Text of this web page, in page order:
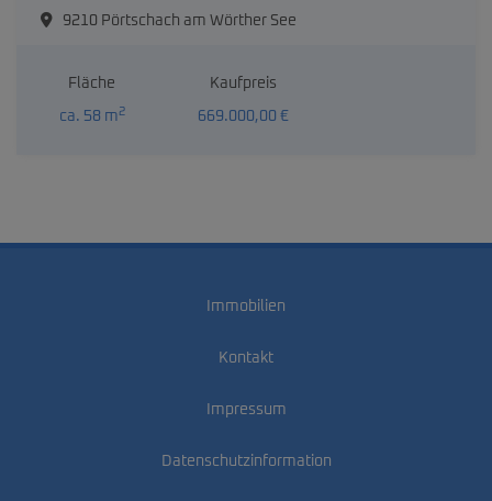
9210 Pörtschach am Wörther See
Fläche
ca. 58 m2
Kaufpreis
669.000,00 €
Immobilien
Kontakt
Impressum
Datenschutzinformation